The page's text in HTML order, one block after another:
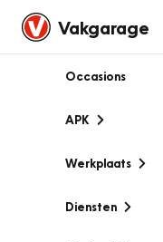
Vakgarage
Occasions
APK
Werkplaats
Diensten